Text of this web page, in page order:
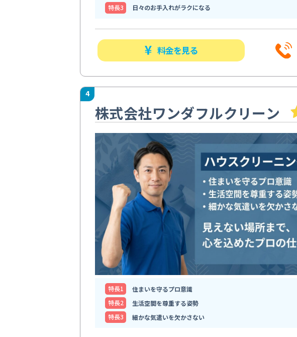
特⻑3
日々のお手入れがラクになる
料金を見る
4
株式会社ワンダフルクリーン
特⻑1
住まいを守るプロ意識
特⻑2
生活空間を尊重する姿勢
特⻑3
細かな気遣いを欠かさない